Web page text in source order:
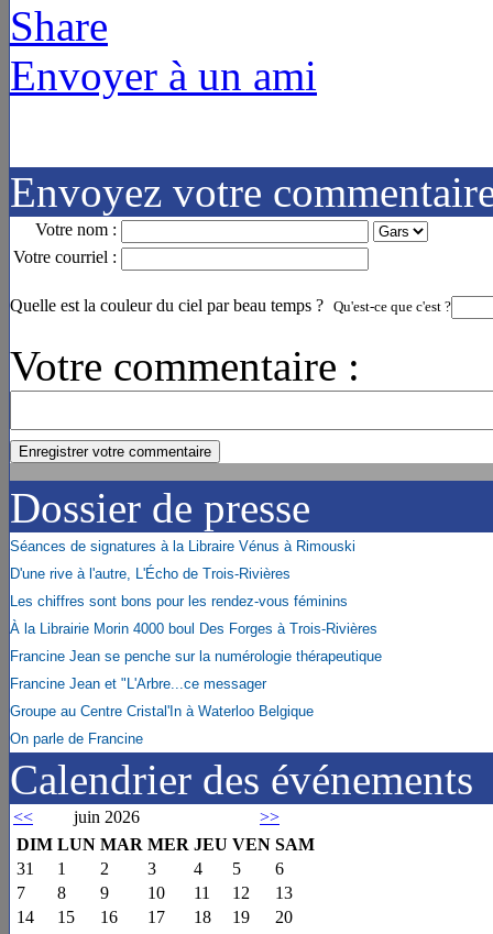
Envoyer à un ami
Envoyez votre
Votre nom :
Votre courriel :
Quelle est la couleur du ciel par beau temps ? Qu'est-ce que c'est ?
Votre commentaire :
Dossier de presse
Séances de signatures à la Libraire Vénus à Rimouski
D'une rive à l'autre, L'Écho de Trois-Rivières
Les chiffres sont bons pour les rendez-vous féminins
À la Librairie Morin 4000 boul Des Forges à Trois-Rivières
Francine Jean se penche sur la numérologie thérapeutique
Francine Jean et "L'Arbre...ce messager
Groupe au Centre Cristal'In à Waterloo Belgique
On parle de Francine
Calendrier des événements
<< juin 2026
>>
DIM LUN MAR MER JEU VEN SAM
31
1 2 3 4 5
6
7
8 9 10 11 12
13
14
15 16 17 18 19
20